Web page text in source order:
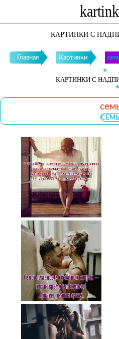
КАРТИНКИ С
Главная Картинки
КАРТИНКИ С